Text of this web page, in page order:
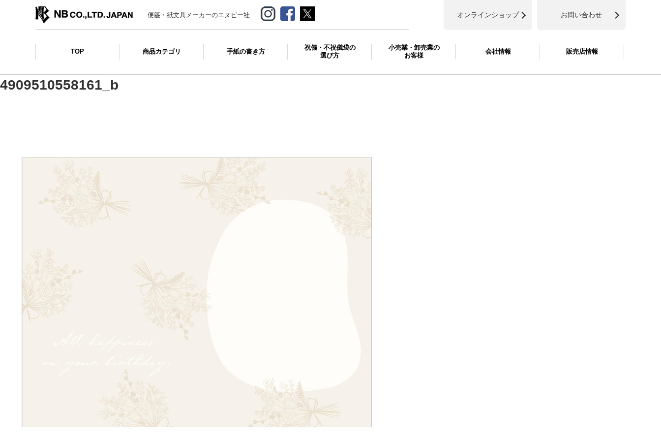
便箋・紙文具メーカーのエヌビー社 お問い合わせ
オンラインショップ
TOP 商品カテゴリ 手紙の書き方
祝儀・不祝儀袋の
選び方
小売業・卸売業の
お客様
会社情報 販売店情報
4909510558161_b